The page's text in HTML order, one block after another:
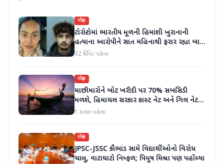
રાષ્ટ્રીય
ટોરોન્ટોમાં ભારતીય મૂળની હિમાંશી ખુરાનાની
હત્યાના આરોપીને સાત મહિનાથી ફરાર રહ્યા બાદ
ધરપકડ કરવામાં આવી
32 મિનિટ પહેલા
રાષ્ટ્રીય
માછીમારોને બોટ ખરીદી પર 70% સબસિડી
મળશે, હિમાચલ સરકાર કાસ્ટ નેટ અને ગિલ નેટ
પર 90% સબસિડી આપશે
1 કલાક પહેલા
રાષ્ટ્રીય
JPSC-JSSC કૌભાંડ સામે વિદ્યાર્થીઓનો વિરોધ
ચાલુ, વાટાઘાટો નિષ્ફળ; પિયુષ મિશ્રા પણ પહોંચ્યા